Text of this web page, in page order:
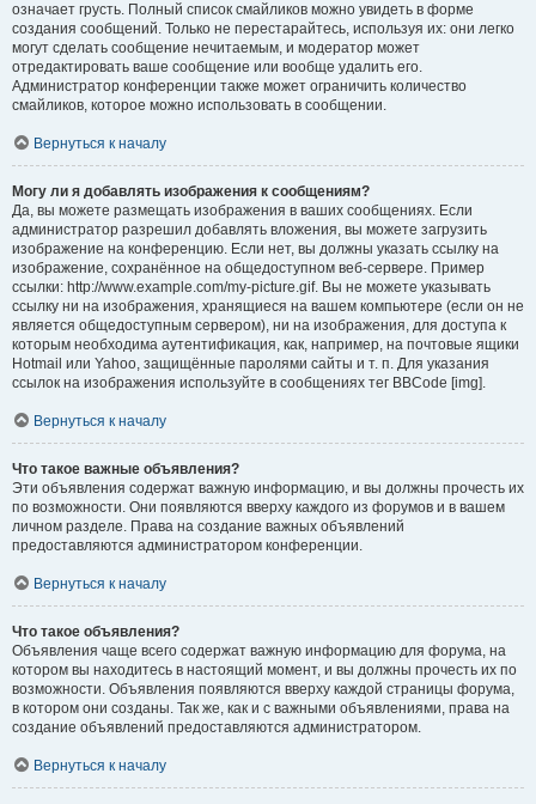
означает грусть. Полный список смайликов можно увидеть в форме
создания сообщений. Только не перестарайтесь, используя их: они легко
могут сделать сообщение нечитаемым, и модератор может
отредактировать ваше сообщение или вообще удалить его.
Администратор конференции также может ограничить количество
смайликов, которое можно использовать в сообщении.
Вернуться к началу
Могу ли я добавлять изображения к сообщениям?
Да, вы можете размещать изображения в ваших сообщениях. Если
администратор разрешил добавлять вложения, вы можете загрузить
изображение на конференцию. Если нет, вы должны указать ссылку на
изображение, сохранённое на общедоступном веб-сервере. Пример
ссылки: http://www.example.com/my-picture.gif. Вы не можете указывать
ссылку ни на изображения, хранящиеся на вашем компьютере (если он не
является общедоступным сервером), ни на изображения, для доступа к
которым необходима аутентификация, как, например, на почтовые ящики
Hotmail или Yahoo, защищённые паролями сайты и т. п. Для указания
ссылок на изображения используйте в сообщениях тег BBCode [img].
Вернуться к началу
Что такое важные объявления?
Эти объявления содержат важную информацию, и вы должны прочесть их
по возможности. Они появляются вверху каждого из форумов и в вашем
личном разделе. Права на создание важных объявлений
предоставляются администратором конференции.
Вернуться к началу
Что такое объявления?
Объявления чаще всего содержат важную информацию для форума, на
котором вы находитесь в настоящий момент, и вы должны прочесть их по
возможности. Объявления появляются вверху каждой страницы форума,
в котором они созданы. Так же, как и с важными объявлениями, права на
создание объявлений предоставляются администратором.
Вернуться к началу